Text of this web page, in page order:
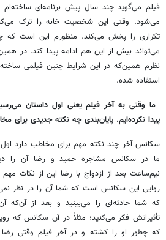
فیلم میگوید چند سال پیش برنامهای ساختهام
میشود. وقتی این شخصیت خانه را ترک می
تکراری را پخش میکند. منظورم این است که
میتواند بیش از این هم ادامه پیدا کند.در
نظرم همینکه در این شرایط چنین فیلمی ساخته
استفاده شده.
ما وقتی به آخر فیلم یعنی اول داستان می
پیدا نکردهایم. پایانبندی چه نکته جدیدی برای
سکانس آخر چند نکته مهم برای مخاطب دارد اول
ما در سکانس مشاجره حمید و رضا آن را
نیمساعت بعد از ازدواج با رضا این از نکات مهم
روایی این سکانس است که شما آن را در نظر
که شما حادثهای را میبینید و بعد از آنکه
تأثیراتش فکر میکنید؛ مثلاً در آن سکانس که
که چطور او را کشته و در آخر فیلم وقتی رضا